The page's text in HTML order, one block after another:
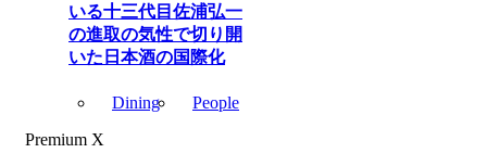
いる十三代目佐浦弘一
の進取の気性で切り開
いた日本酒の国際化
Dining
People
Premium X